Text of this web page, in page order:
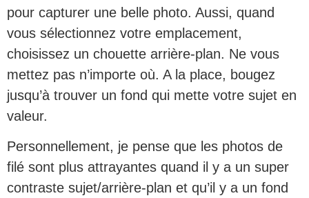
pour capturer une belle photo. Aussi, quand
vous sélectionnez votre emplacement,
choisissez un chouette arrière-plan. Ne vous
mettez pas n’importe où. A la place, bougez
jusqu’à trouver un fond qui mette votre sujet en
valeur.
Personnellement, je pense que les photos de
filé sont plus attrayantes quand il y a un super
contraste sujet/arrière-plan et qu’il y a un fond